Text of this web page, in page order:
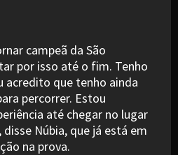
campeã da São
por isso até o fim. Tenho
acredito que tenho ainda
percorrer. Estou
até chegar no lugar
Núbia, que já está em
na prova.